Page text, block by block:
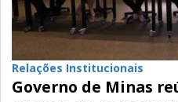
Relações Institucionais
Governo de Minas